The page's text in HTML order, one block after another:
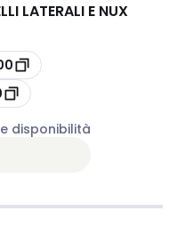
LATERALI E NUX
disponibilità